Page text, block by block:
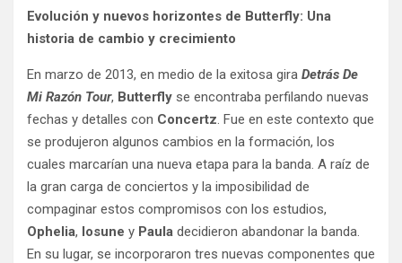
Evolución y nuevos horizontes de Butterfly: Una
historia de cambio y crecimiento
En marzo de 2013, en medio de la exitosa gira Detrás De
Mi Razón Tour, Butterfly se encontraba perfilando nuevas
fechas y detalles con Concertz. Fue en este contexto que
se produjeron algunos cambios en la formación, los
cuales marcarían una nueva etapa para la banda. A raíz de
la gran carga de conciertos y la imposibilidad de
compaginar estos compromisos con los estudios,
Ophelia, Iosune y Paula decidieron abandonar la banda.
En su lugar, se incorporaron tres nuevas componentes que